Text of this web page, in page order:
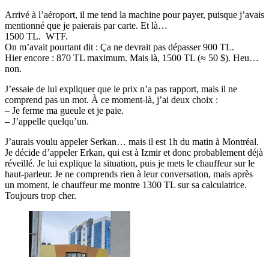
Arrivé à l’aéroport, il me tend la machine pour payer, puisque j’avais
mentionné que je paierais par carte. Et là…
1500 TL. WTF.
On m’avait pourtant dit : Ça ne devrait pas dépasser 900 TL.
Hier encore : 870 TL maximum. Mais là, 1500 TL (≈ 50 $). Heu…
non.
J’essaie de lui expliquer que le prix n’a pas rapport, mais il ne
comprend pas un mot. À ce moment-là, j’ai deux choix :
– Je ferme ma gueule et je paie.
– J’appelle quelqu’un.
J’aurais voulu appeler Serkan… mais il est 1h du matin à Montréal.
Je décide d’appeler Erkan, qui est à Izmir et donc probablement déjà
réveillé. Je lui explique la situation, puis je mets le chauffeur sur le
haut-parleur. Je ne comprends rien à leur conversation, mais après
un moment, le chauffeur me montre 1300 TL sur sa calculatrice.
Toujours trop cher.